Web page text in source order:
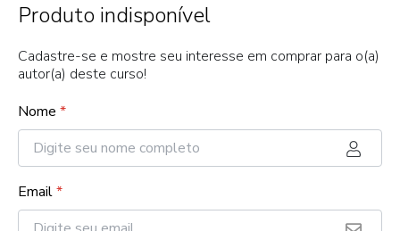
Produto indisponível
Cadastre-se e mostre seu interesse em comprar para o(a)
autor(a) deste curso!
Nome *
Email*